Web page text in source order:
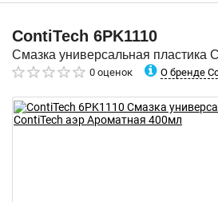
ContiTech 6PK1110
Смазка универсальная пластика
0 оценок О бренде